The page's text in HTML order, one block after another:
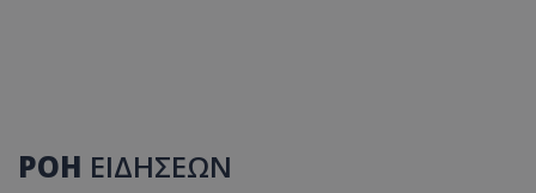
ΡΟΗ ΕΙΔΗΣΕΩΝ